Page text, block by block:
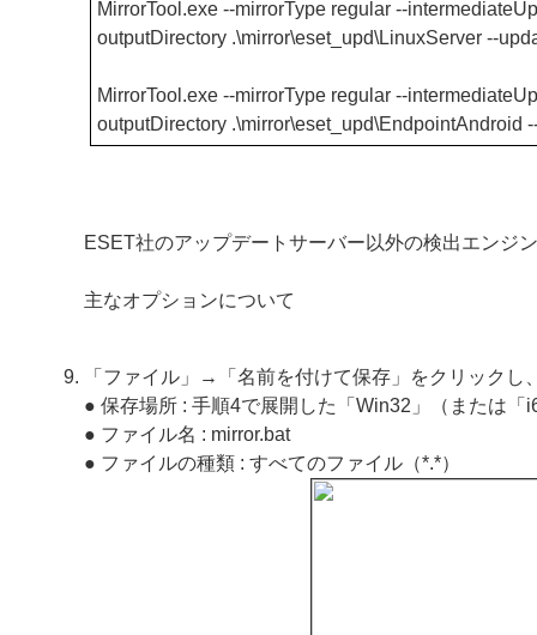
MirrorTool.exe --mirrorType regular --
outputDirectory .\mirror\eset_upd\LinuxServer --
MirrorTool.exe --mirrorType regular --
outputDirectory .\mirror\eset_upd\EndpointAndroid
ESET社のアップデートサーバー以外の検出エンジ
主なオプションについて
「ファイル」→「名前を付けて保存」をクリック
● 保存場所 : 手順4で展開した「Win32」（または「
● ファイル名 : mirror.bat
● ファイルの種類 : すべてのファイル（*.*）